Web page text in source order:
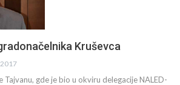
Kruševca
2017
gde je bio u okviru delegacije NALED-